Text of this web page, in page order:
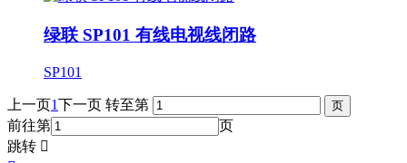
绿联 SP101 有线电视线闭路
SP101
上一页1下一页 转至第
前往第
页
跳转 